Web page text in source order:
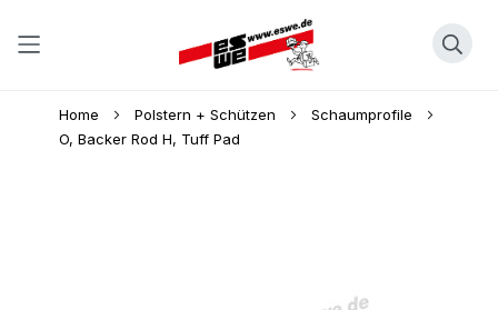
Home Polstern + Schützen
Schaumprofile
O, Backer Rod H, Tuff Pad